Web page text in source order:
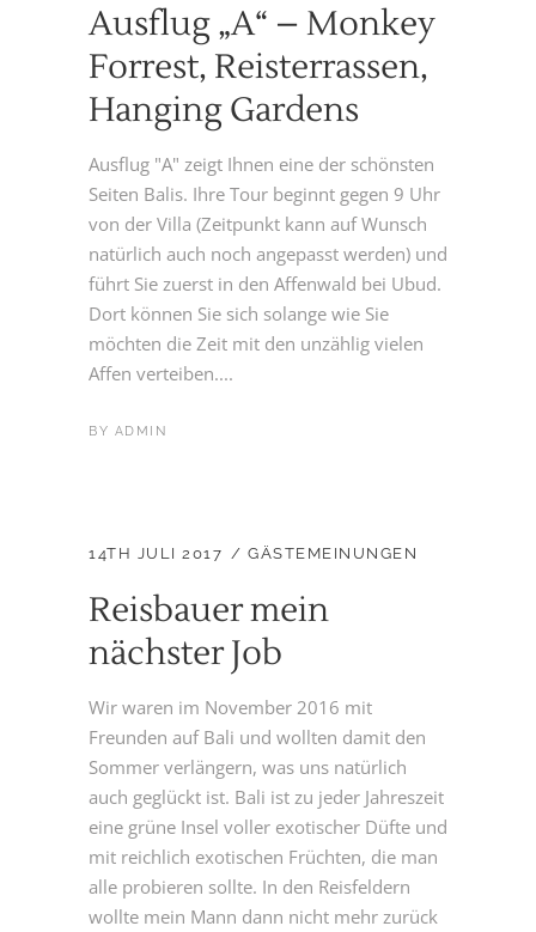
Ausflug „A“ – Monkey
Forrest, Reisterrassen,
Hanging Gardens
Ausflug "A" zeigt Ihnen eine der schönsten
Seiten Balis. Ihre Tour beginnt gegen 9 Uhr
von der Villa (Zeitpunkt kann auf Wunsch
natürlich auch noch angepasst werden) und
führt Sie zuerst in den Affenwald bei Ubud.
Dort können Sie sich solange wie Sie
möchten die Zeit mit den unzählig vielen
Affen verteiben....
BY ADMIN
14TH JULI 2017 GÄSTEMEINUNGEN
Reisbauer mein
nächster Job
Wir waren im November 2016 mit
Freunden auf Bali und wollten damit den
Sommer verlängern, was uns natürlich
auch geglückt ist. Bali ist zu jeder Jahreszeit
eine grüne Insel voller exotischer Düfte und
mit reichlich exotischen Früchten, die man
alle probieren sollte. In den Reisfeldern
wollte mein Mann dann nicht mehr zurück